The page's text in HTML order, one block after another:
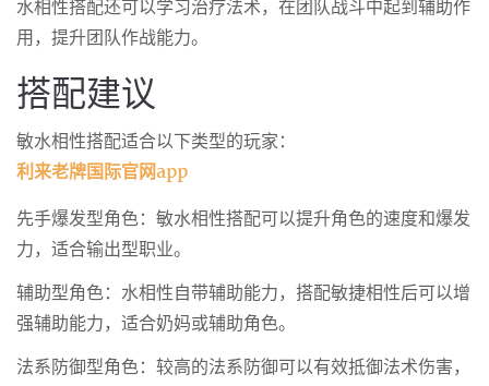
水相性搭配还可以学习治疗法术，在团队战斗中起到辅助作
用，提升团队作战能力。
搭配建议
敏水相性搭配适合以下类型的玩家：
利来老牌国际官网app
先手爆发型角色：敏水相性搭配可以提升角色的速度和爆发
力，适合输出型职业。
辅助型角色：水相性自带辅助能力，搭配敏捷相性后可以增
强辅助能力，适合奶妈或辅助角色。
法系防御型角色：较高的法系防御可以有效抵御法术伤害，